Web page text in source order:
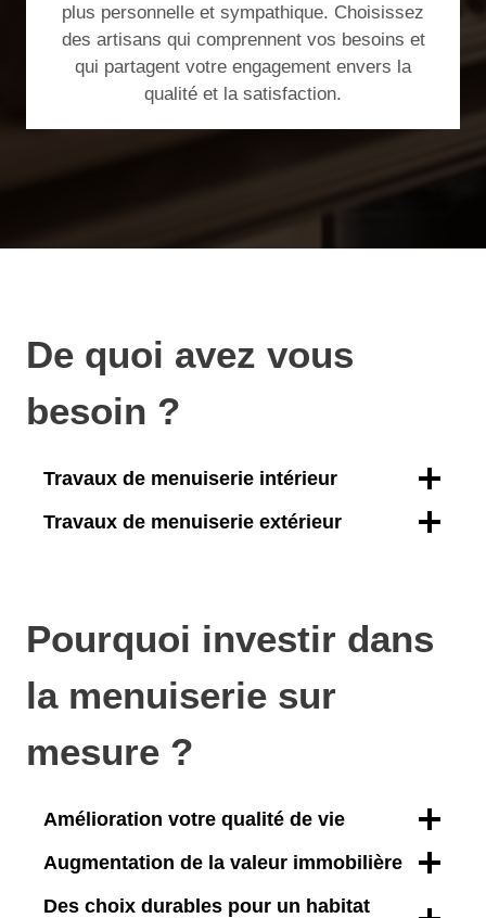
plus personnelle et sympathique. Choisissez
des artisans qui comprennent vos besoins et
qui partagent votre engagement envers la
qualité et la satisfaction.
De quoi avez vous
besoin ?
Travaux de menuiserie intérieur
Travaux de menuiserie extérieur
Pourquoi investir dans
la menuiserie sur
mesure ?
Amélioration votre qualité de vie
Augmentation de la valeur immobilière
Des choix durables pour un habitat